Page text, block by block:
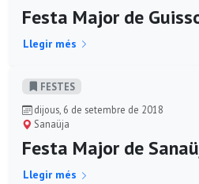
Festa Major de
Llegir més
FESTES
dijous, 6 de setembre de 2018
Sanaüja
Festa Major de
Llegir més